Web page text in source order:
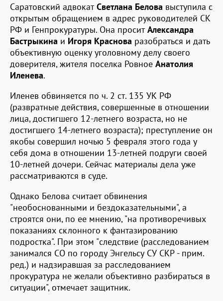
Саратовский адвокатСветлана Белова выступила с
открытым обращением в адрес руководителей СК
РФ и Генпрокуратуры. Она проситАлександра
Бастрыкина и Игоря Краснова разобраться и дать
объективную оценку уголовному делу своего
доверителя, жителя поселка Ровное Анатолия
Иленева.
Иленев обвиняется по ч. 2 ст. 135 УК РФ
(развратные действия, совершенные в отношении
лица, достигшего 12-летнего возраста, но не
достигшего 14-летнего возраста); преступление он
якобы совершил ночью 5 февраля этого года у
себя дома в отношении 13-летней подруги своей
10-летней дочери. Сейчас материалы дела уже
рассматриваются в суде.
Однако Белова считает обвинения
"необоснованными и бездоказательными", а
строятся они, по ее мнению, "на противоречивых
показаниях склонного к фантазированию
подростка". При этом "следствие (расследованием
занимался СО по городу Энгельсу СУ СКР - прим.
ред.) и надзиравшая за расследованием
прокуратура не желали объективно разбираться в
ситуации", отмечает защитник.